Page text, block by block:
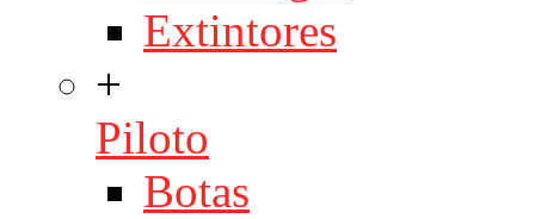
Extintores
+
Piloto
Botas